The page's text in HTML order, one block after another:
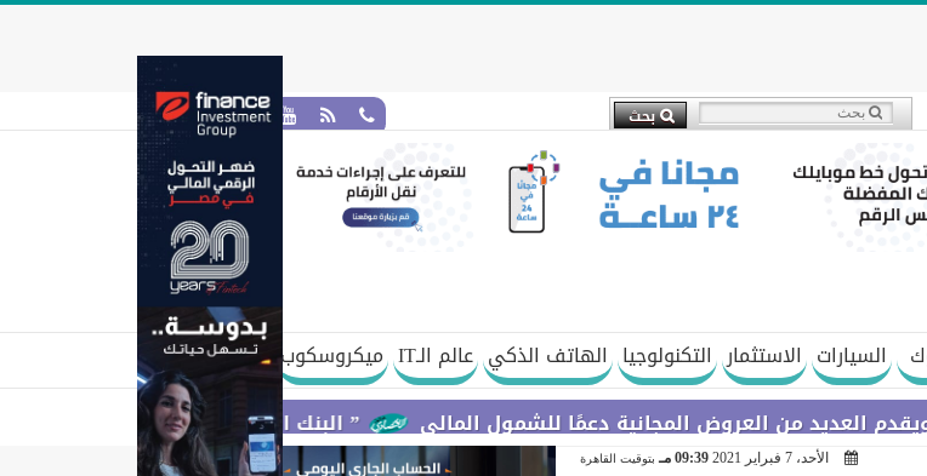
السيارات الاستثمار التكنولوجيا الهاتف الذكي عالم الـIT
ميكروسكوب
” البنك المركزي” : معدلات الشمول المالي تواصل ارتفاعها 79% من المواطنين يمتلكون حسابات نشطة
من العروض المجانية دعمًا للشمول المالي
الأحد، 7 فبراير 2021 09:39 مـ بتوقيت القاهرة